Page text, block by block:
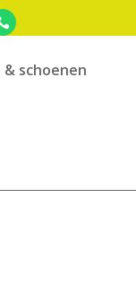
& schoenen